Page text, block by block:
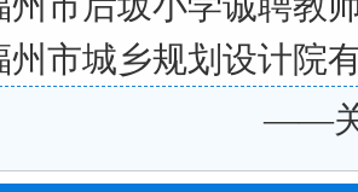
州市城乡规划设计院
——